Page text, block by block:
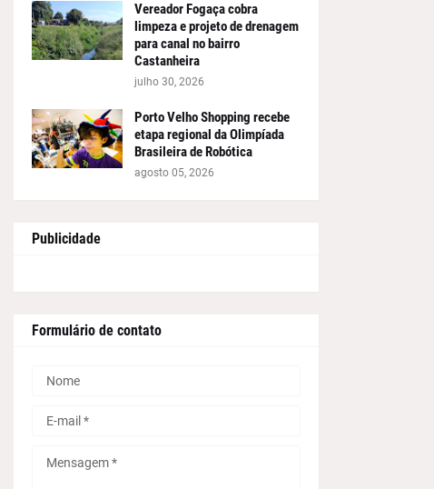
Vereador Fogaça cobra
limpeza e projeto de drenagem
para canal no bairro
Castanheira
julho 30, 2026
Porto Velho Shopping recebe
etapa regional da Olimpíada
Brasileira de Robótica
agosto 05, 2026
Publicidade
Formulário de contato